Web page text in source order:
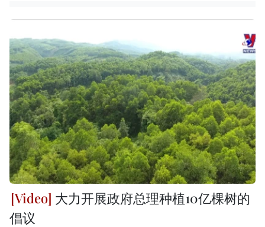
大力开展政府总理种植10亿棵树的
倡议